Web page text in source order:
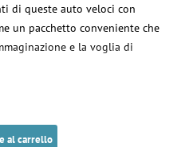
di queste auto veloci con
un pacchetto conveniente che
e la voglia di
al carrello